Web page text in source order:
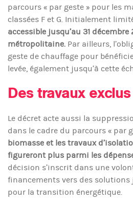
parcours « par geste » pour les
classées F et G. Initialement
accessible jusqu’au 31 décembre
métropolitaine. Par ailleurs,
geste de chauffage pour
levée, également jusqu’à cette
Des travaux
Le décret acte aussi la
dans le cadre du parcours « par
biomasse et les travaux
figureront plus parmi les
décision s’inscrit dans une
financements vers des solutions
pour la transition énergétique.